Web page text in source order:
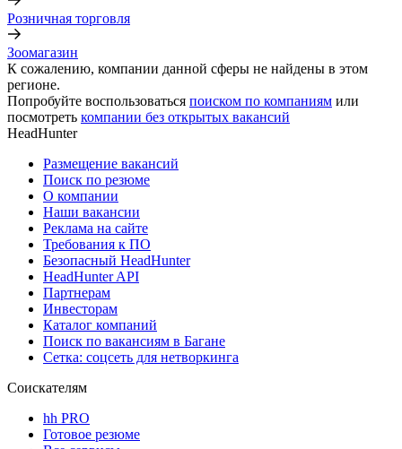
Розничная торговля
Зоомагазин
К сожалению, компании данной сферы не найдены в этом
регионе.
Попробуйте воспользоваться поиском по компаниям или
посмотреть компании без открытых вакансий
HeadHunter
Размещение вакансий
Поиск по резюме
О компании
Наши вакансии
Реклама на сайте
Требования к ПО
Безопасный HeadHunter
HeadHunter API
Партнерам
Инвесторам
Каталог компаний
Поиск по вакансиям в Багане
Сетка: соцсеть для нетворкинга
Соискателям
hh PRO
Готовое резюме